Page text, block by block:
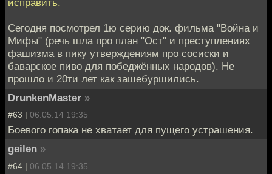
исправить.
Сегодня посмотрел 1ю серию док. фильма "Война и
Мифы" (речь шла про план "Ост" и преступлениях
фашизма в пику утверждениям про сосиски и
баварское пиво для победжённых народов). Не
прошло и 20ти лет как зашебуршились.
DrunkenMaster »
#63 | 06.05.14 19:35
Боевого гопака не хватает для пущего устрашения.
geilen »
#64 | 06.05.14 19:35